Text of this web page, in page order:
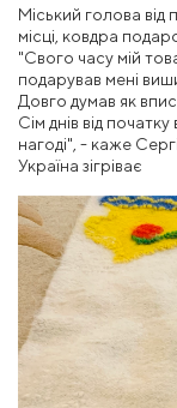
Міський голова від
місці, ковдра
"Свого часу мій
подарував мені
Довго думав як
Сім днів від
нагоді", - каже
Україна зігріває